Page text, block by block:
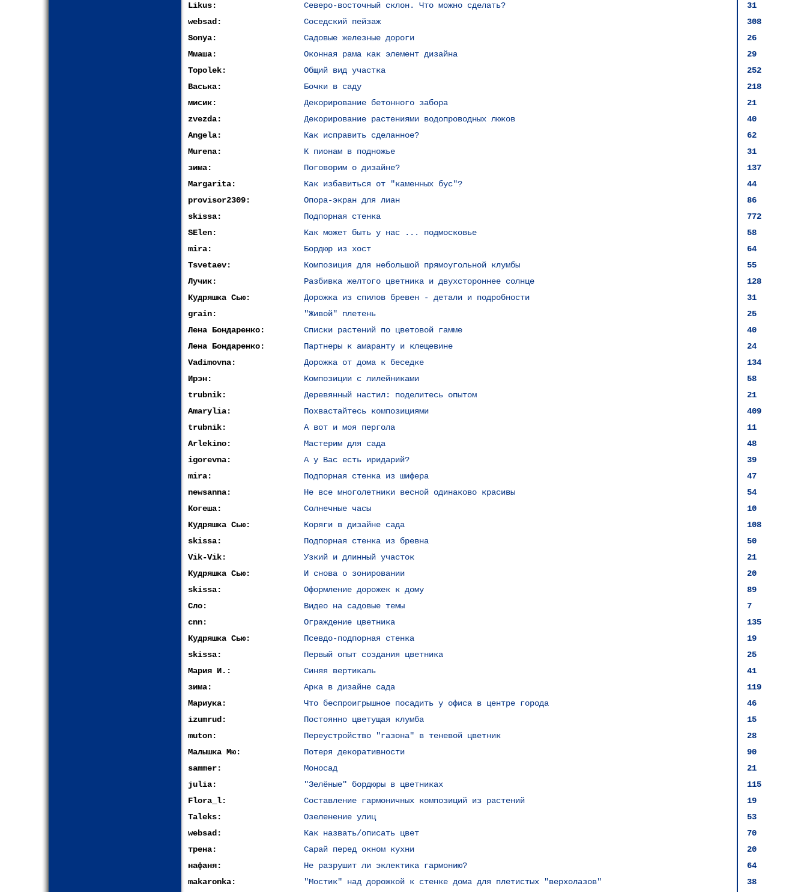
Likus:
Северо-восточный склон. Что можно сделать?
31
websad:
Соседский пейзаж
308
Sonya:
Садовые железные дороги
26
Ммаша:
Оконная рама как элемент дизайна
29
Topolek:
Общий вид участка
252
Васька:
Бочки в саду
218
мисик:
Декорирование бетонного забора
21
zvezda:
Декорирование растениями водопроводных люков
40
Angela:
Как исправить сделанное?
62
Murena:
К пионам в подножье
31
зима:
Поговорим о дизайне?
137
Margarita:
Как избавиться от "каменных бус"?
44
provisor2309:
Опора-экран для лиан
86
skissa:
Подпорная стенка
772
SElen:
Как может быть у нас ... подмосковье
58
mira:
Бордюр из хост
64
Tsvetaev:
Композиция для небольшой прямоугольной клумбы
55
Лучик:
Разбивка желтого цветника и двухстороннее солнце
128
Кудряшка Сью:
Дорожка из спилов бревен - детали и подробности
31
grain:
"Живой" плетень
25
Лена Бондаренко:
Списки растений по цветовой гамме
40
Лена Бондаренко:
Партнеры к амаранту и клещевине
24
Vadimovna:
Дорожка от дома к беседке
134
Ирэн:
Композиции с лилейниками
58
trubnik:
Деревянный настил: поделитесь опытом
21
Amarylia:
Похвастайтесь композициями
409
trubnik:
А вот и моя пергола
11
Arlekino:
Мастерим для сада
48
igorevna:
А у Вас есть иридарий?
39
mira:
Подпорная стенка из шифера
47
newsanna:
Не все многолетники весной одинаково красивы
54
Когеша:
Солнечные часы
10
Кудряшка Сью:
Коряги в дизайне сада
108
skissa:
Подпорная стенка из бревна
50
Vik-Vik:
Узкий и длинный участок
21
Кудряшка Сью:
И снова о зонировании
20
skissa:
Оформление дорожек к дому
89
Сло:
Видео на садовые темы
7
cnn:
Ограждение цветника
135
Кудряшка Сью:
Псевдо-подпорная стенка
19
skissa:
Первый опыт создания цветника
25
Мария И.:
Синяя вертикаль
41
зима:
Арка в дизайне сада
119
Мариука:
Что беспроигрышное посадить у офиса в центре города
46
izumrud:
Постоянно цветущая клумба
15
muton:
Переустройство "газона" в теневой цветник
28
Малышка Мю:
Потеря декоративности
90
sammer:
Моносад
21
julia:
"Зелёные" бордюры в цветниках
115
Flora_l:
Составление гармоничных композиций из растений
19
Taleks:
Озеленение улиц
53
websad:
Как назвать/описать цвет
70
трена:
Сарай перед окном кухни
20
нафаня:
Не разрушит ли эклектика гармонию?
64
makaronka:
"Мостик" над дорожкой к стенке дома для плетистых "верхолазов" 38